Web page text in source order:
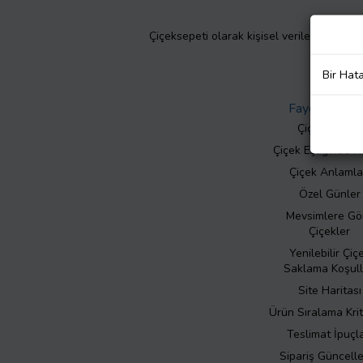
Çiçeksepeti olarak kişisel verilerinizin
Faydalı Bilgiler
Çiçek Bakımı
Çiçek Eşliğinde
Çiçek
Özel Günler
Mevsimlere
Çiçekler
Yenilebilir
Saklama
Site Haritası
Ürün Sıralama
Teslimat
Sipariş
Bir